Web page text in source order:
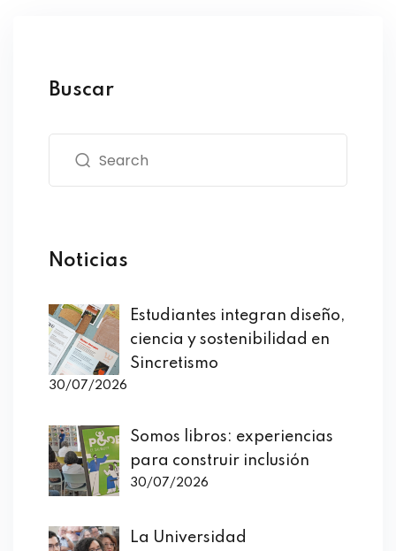
Buscar
Noticias
Estudiantes integran diseño,
ciencia y sostenibilidad en
Sincretismo
30/07/2026
Somos libros: experiencias
para construir inclusión
30/07/2026
La Universidad